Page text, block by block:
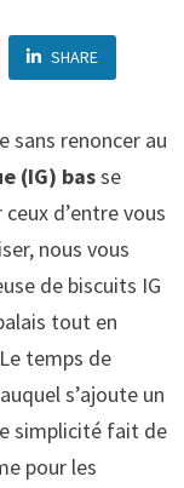
SHARE
sans renoncer au
(IG) basse
d’entre vous
nous vous
de biscuits IG
tout en
temps de
s’ajoute un
simplicité fait de
pour les